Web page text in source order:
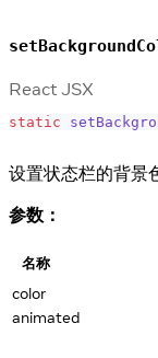
React JSX
static
设置状态栏的背景
参数：
名称
color
animated